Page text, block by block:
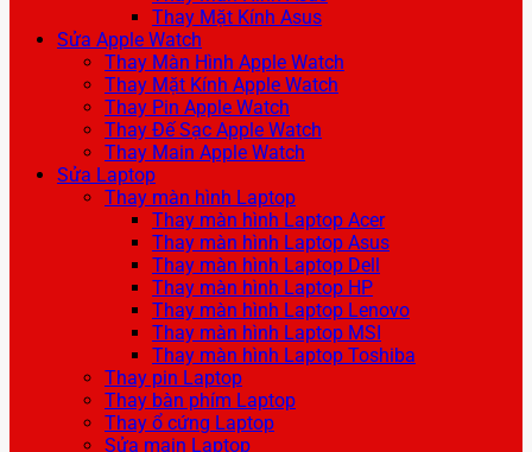
Thay Mặt Kính Asus
Sửa Apple Watch
Thay Màn Hình Apple Watch
Thay Mặt Kính Apple Watch
Thay Pin Apple Watch
Thay Đế Sạc Apple Watch
Thay Main Apple Watch
Sửa Laptop
Thay màn hình Laptop
Thay màn hình Laptop Acer
Thay màn hình Laptop Asus
Thay màn hình Laptop Dell
Thay màn hình Laptop HP
Thay màn hình Laptop Lenovo
Thay màn hình Laptop MSI
Thay màn hình Laptop Toshiba
Thay pin Laptop
Thay bàn phím Laptop
Thay ổ cứng Laptop
Sửa main Laptop